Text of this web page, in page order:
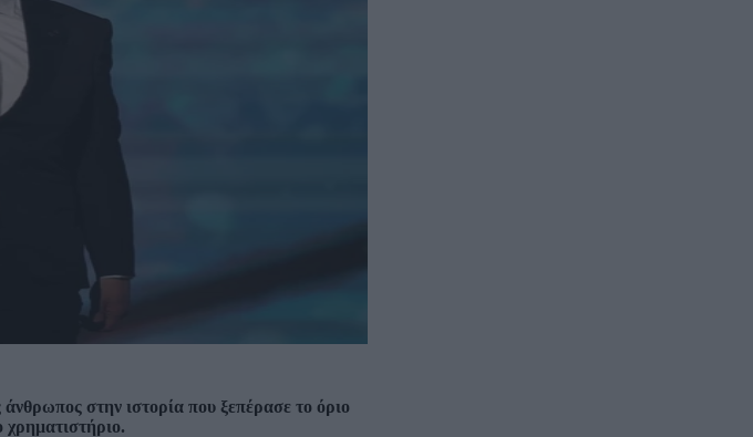
στην ιστορία που ξεπέρασε το όριο